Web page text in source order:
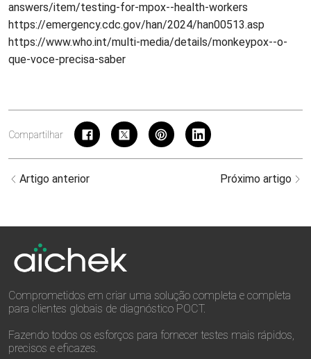
answers/item/testing-for-mpox--health-workers
https://emergency.cdc.gov/han/2024/han00513.asp
https://www.who.int/multi-media/details/monkeypox--o-
que-voce-precisa-saber
Compartilhar
Artigo anterior Próximo artigo
Comprometidos em criar uma solução completa e completa
para clientes globais de diagnóstico POCT.
Fazendo todos os esforços para fornecer testes mais rápidos,
precisos e eficazes.